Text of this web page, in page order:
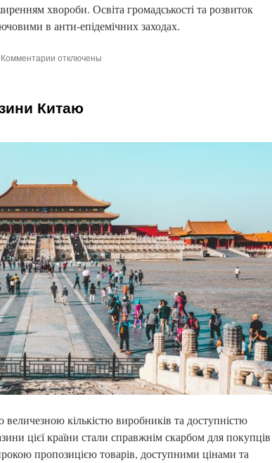
хвороби. Освіта громадськості та розвиток
в анти-епідемічних заходах.
Комментарии к
знати
Денге?
отключены
Китаю
кількістю виробників та доступністю
цієї країни стали справжнім скарбом для покупців
пропозицією товарів, доступними цінами та